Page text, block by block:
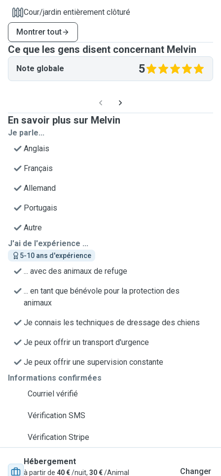
Cour/jardin entièrement clôturé
Montrer tout
Ce que les gens disent concernant Melvin
Note globale 5
En savoir plus sur Melvin
Je parle...
Anglais
Français
Allemand
Portugais
Autre
J'ai de l'expérience ...
5-10 ans d'expérience
... avec des animaux de refuge
... en tant que bénévole pour la protection des
animaux
Je connais les techniques de dressage des chiens
Je peux offrir un transport d'urgence
Je peux offrir une supervision constante
Informations confirmées
Courriel vérifié
Vérification SMS
Vérification Stripe
Hébergement
à partir de 40 €/nuit, 30 €/Animal
Changer